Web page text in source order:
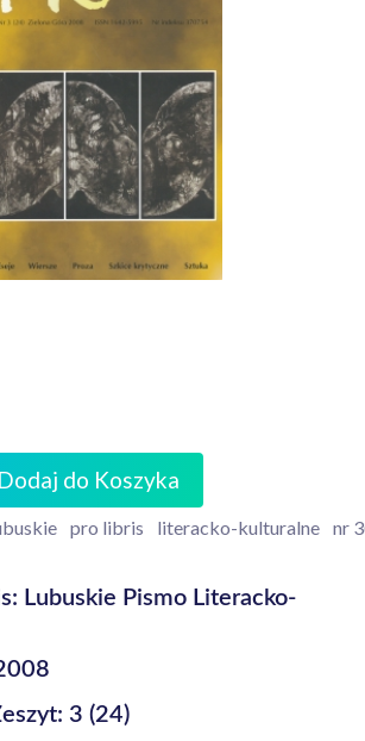
Dodaj do Koszyka
pro libris literacko-kulturalne nr
Lubuskie Pismo Literacko-
3 (24)